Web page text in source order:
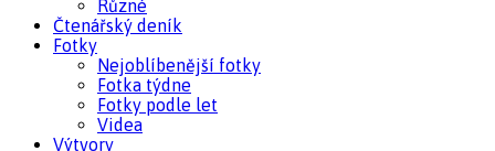
Různé
Čtenářský deník
Fotky
Nejoblíbenější fotky
Fotka týdne
Fotky podle let
Videa
Výtvory